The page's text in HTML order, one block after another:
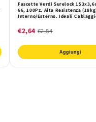
Fascette Verdi Surelock
66, 100Pz. Alta Resistenza
Interno/Esterno. Ideali
€2,64 €2,84
Aggiungi